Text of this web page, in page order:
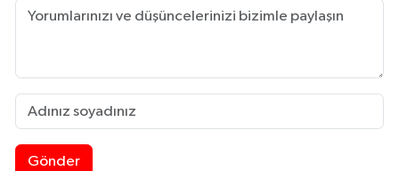
Gönder